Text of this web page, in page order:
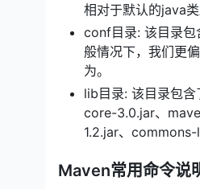
相对于默认的java
conf目录: 该目录包
般情况下，我们更
为。
lib目录: 该目录包
core-3.0.jar、
1.2.jar、commons-
Maven常用命令说